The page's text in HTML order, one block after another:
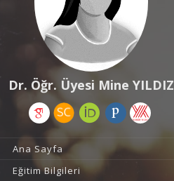
Dr. Öğr. Üyesi Mine YILDIZ
Ana Sayfa
Eğitim Bilgileri